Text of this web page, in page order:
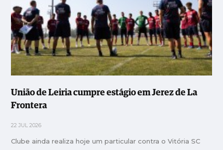
União de Leiria cumpre estágio em Jerez de La
Frontera
22 JUL 2026
Clube ainda realiza hoje um particular contra o Vitória SC